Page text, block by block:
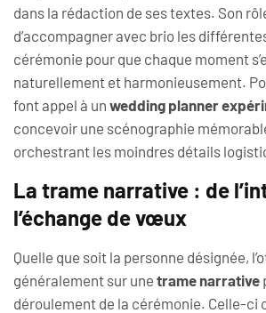
dans la rédaction de ses textes. Son
d’accompagner avec brio les
cérémonie pour que chaque moment
naturellement et harmonieusement.
font appel à un wedding planner
concevoir une scénographie
orchestrant les moindres détails
La trame narrative : de
l’échange de vœux
Quelle que soit la personne désignée,
généralement sur une trame narrative
déroulement de la cérémonie. Celle-ci